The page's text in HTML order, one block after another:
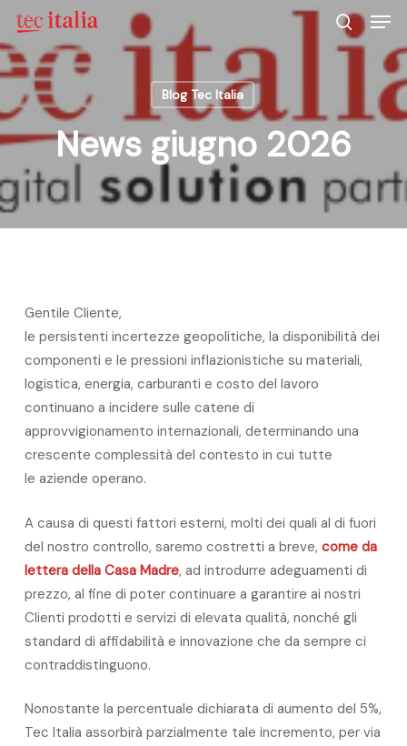
Skip
main
content
search
Blog Tec Italia
News giugno 2026
Gentile Cliente,
le persistenti incertezze geopolitiche, la disponibilità dei
componenti e le pressioni inflazionistiche su materiali,
logistica, energia, carburanti e costo del lavoro
continuano a incidere sulle catene di
approvvigionamento internazionali, determinando una
crescente complessità del contesto in cui tutte
le aziende operano.
A causa di questi fattori esterni, molti dei quali al di fuori
del nostro controllo, saremo costretti a breve, come da
lettera della Casa Madre, ad introdurre adeguamenti di
prezzo, al fine di poter continuare a garantire ai nostri
Clienti prodotti e servizi di elevata qualità, nonché gli
standard di affidabilità e innovazione che da sempre ci
contraddistinguono.
Nonostante la percentuale dichiarata di aumento del 5%,
Tec Italia assorbirà parzialmente tale incremento, per via